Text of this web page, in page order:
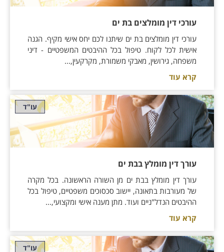
עורכי דין מומלצים בת ים
עורכי דין מומלצים בת ים שיתנו לכם יחס אישי מקיף. הגנה
אישית לכל לקוח. טיפול בכל ההיבטים המשפטיים - דיני
משפחה, גירושין, מאבקי משמורת, מקרקעין,...
קרא עוד
עו"ד
עורך דין מומלץ בבת ים
עורך דין מומלץ בבת ים מן השורה הראשונה. בכל מקרה
של מעורבות בתאונה, יישוב סכסוכים משפטיים, טיפול בכל
ההיבטים הנדל"ניים ועוד. מתן מענה אישי ומקצועי,...
קרא עוד
עו"ד